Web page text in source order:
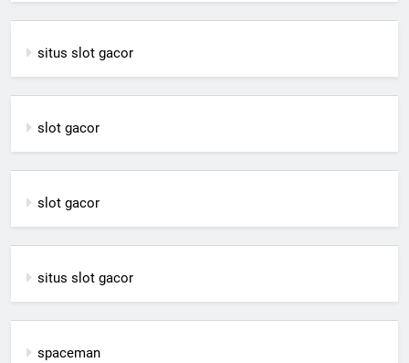
situs slot gacor
slot gacor
slot gacor
situs slot gacor
spaceman